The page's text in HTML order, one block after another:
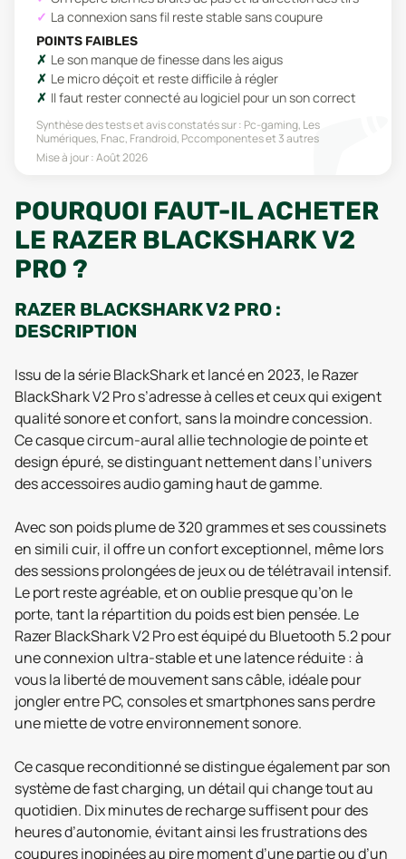
La connexion sans fil reste stable sans coupure
POINTS FAIBLES
Le son manque de finesse dans les aigus
Le micro déçoit et reste difficile à régler
Il faut rester connecté au logiciel pour un son correct
Synthèse des tests et avis constatés sur : Pc-gaming, Les
Numériques, Fnac, Frandroid, Pccomponenteset 3 autres
Mise à jour :Août 2026
POURQUOI FAUT-IL ACHETER
LE RAZER BLACKSHARK V2
PRO ?
RAZER BLACKSHARK V2 PRO :
DESCRIPTION
Issu de la série BlackShark et lancé en 2023, le Razer
BlackShark V2 Pro s’adresse à celles et ceux qui exigent
qualité sonore et confort, sans la moindre concession.
Ce casque circum-aural allie technologie de pointe et
design épuré, se distinguant nettement dans l’univers
des accessoires audio gaming haut de gamme.
Avec son poids plume de 320 grammes et ses coussinets
en simili cuir, il offre un confort exceptionnel, même lors
des sessions prolongées de jeux ou de télétravail intensif.
Le port reste agréable, et on oublie presque qu’on le
porte, tant la répartition du poids est bien pensée. Le
Razer BlackShark V2 Pro est équipé du Bluetooth 5.2 pour
une connexion ultra-stable et une latence réduite : à
vous la liberté de mouvement sans câble, idéale pour
jongler entre PC, consoles et smartphones sans perdre
une miette de votre environnement sonore.
Ce casque reconditionné se distingue également par son
système de fast charging, un détail qui change tout au
quotidien. Dix minutes de recharge suffisent pour des
heures d’autonomie, évitant ainsi les frustrations des
coupures inopinées au pire moment d’une partie ou d’un